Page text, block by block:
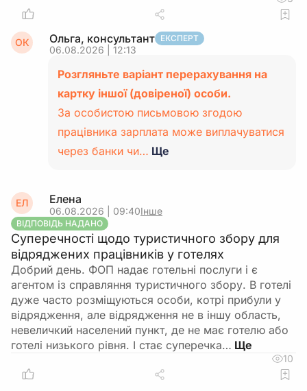
ОК Ольга, консультант ЕКСПЕРТ
06.08.2026 | 12:13
Розгляньте варіант перерахування на
картку іншої (довіреної) особи.
За особистою письмовою згодою
працівника зарплата може виплачуватися
через банки чи… Ще
ЕЛ Елена
06.08.2026 | 09:40Інше
ВІДПОВІДЬ НАДАНО
Суперечності щодо туристичного збору для
відряджених працівників у готелях
Добрий день. ФОП надає готельні послуги і є
агентом із справляння туристичного збору. В готелі
дуже часто розміщуються особи, котрі прибули у
відрядження, але відрядження не в іншу область,
невеличкий населений пункт, де не має готелю або
готелі низького рівня. І стає суперечка…
10